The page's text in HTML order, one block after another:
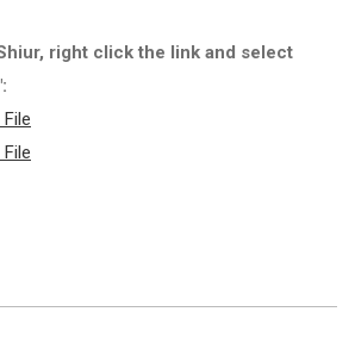
right click the link and select